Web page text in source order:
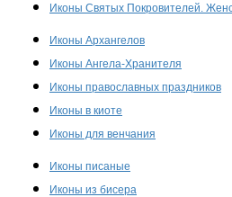
Иконы Святых Покровителей.
Иконы Архангелов
Иконы Ангела-Хранителя
Иконы православных праздников
Иконы в киоте
Иконы для венчания
Иконы писаные
Иконы из бисера